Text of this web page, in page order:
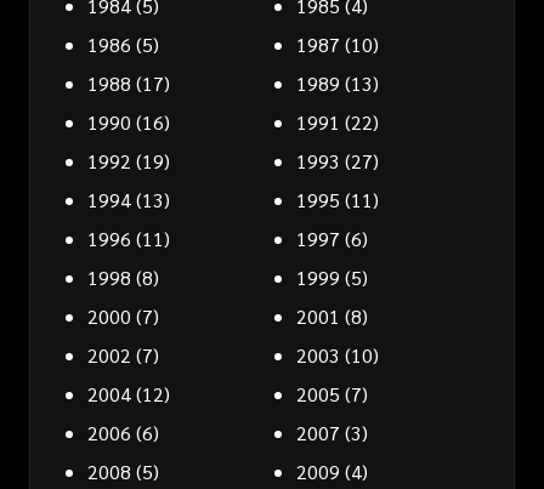
1984(5) 1985 (4)
1986 (5) 1987 (10)
1988 (17) 1989 (13)
1990 (16) 1991 (22)
1992 (19) 1993 (27)
1994(13) 1995 (11)
1996 (11) 1997 (6)
1998 (8) 1999 (5)
2000 (7) 2001 (8)
2002 (7) 2003 (10)
2004(12) 2005 (7)
2006 (6) 2007 (3)
2008 (5) 2009 (4)